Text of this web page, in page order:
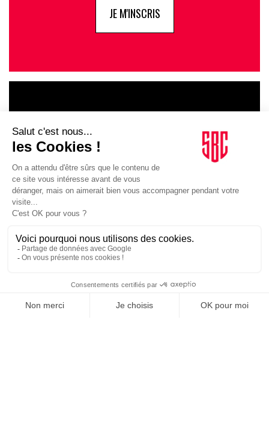
JE M'INSCRIS
INFLUENCIA
JE DÉCOUVRE LE GROUPE
SUIVEZ-NOUS